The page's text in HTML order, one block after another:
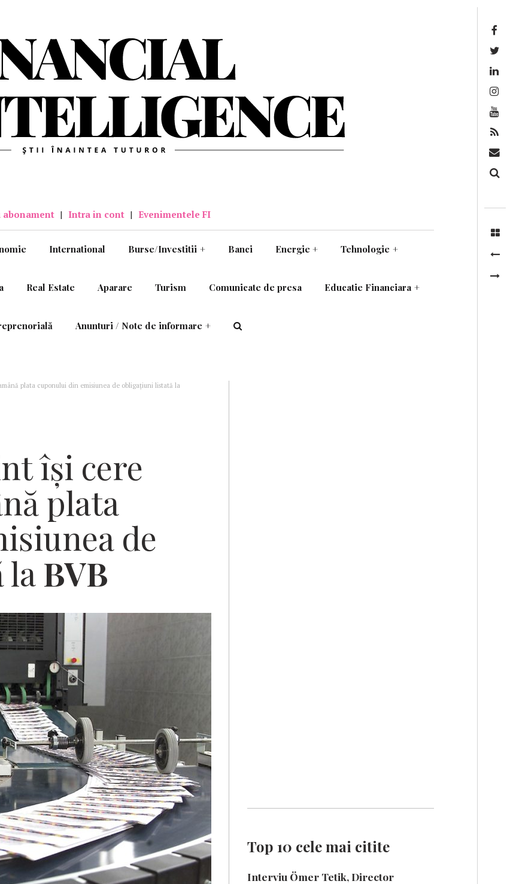
abonament | Intra in cont | Evenimentele FI
International Burse/Investitii + Banci Energie + Tehnologie +
Real Estate Aparare Turism Comunicate de presa Educatie Financiara +
Anunturi / Note de informare +
plata cuponului din emisiunea de obligațiuni listată la
își cere
plata
de
laBVB
Top 10 cele mai citite
Interviu Ömer Tetik, Director